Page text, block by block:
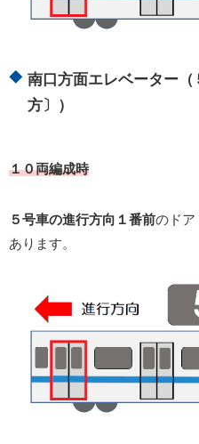
南口方面エレベーター
方〕）
１０両編成時
５号車の進行方向１番前のドア
あります。